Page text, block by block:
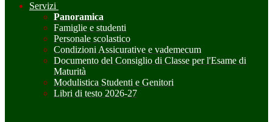
Servizi
Panoramica
Famiglie e studenti
Personale scolastico
Condizioni Assicurative e vademecum
Documento del Consiglio di Classe per l'Esame di
Maturità
Modulistica Studenti e Genitori
Libri di testo 2026-27